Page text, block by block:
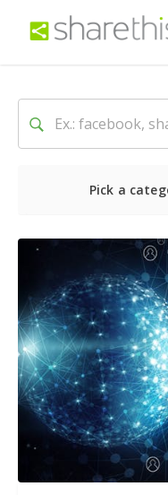
Pick a
O mais